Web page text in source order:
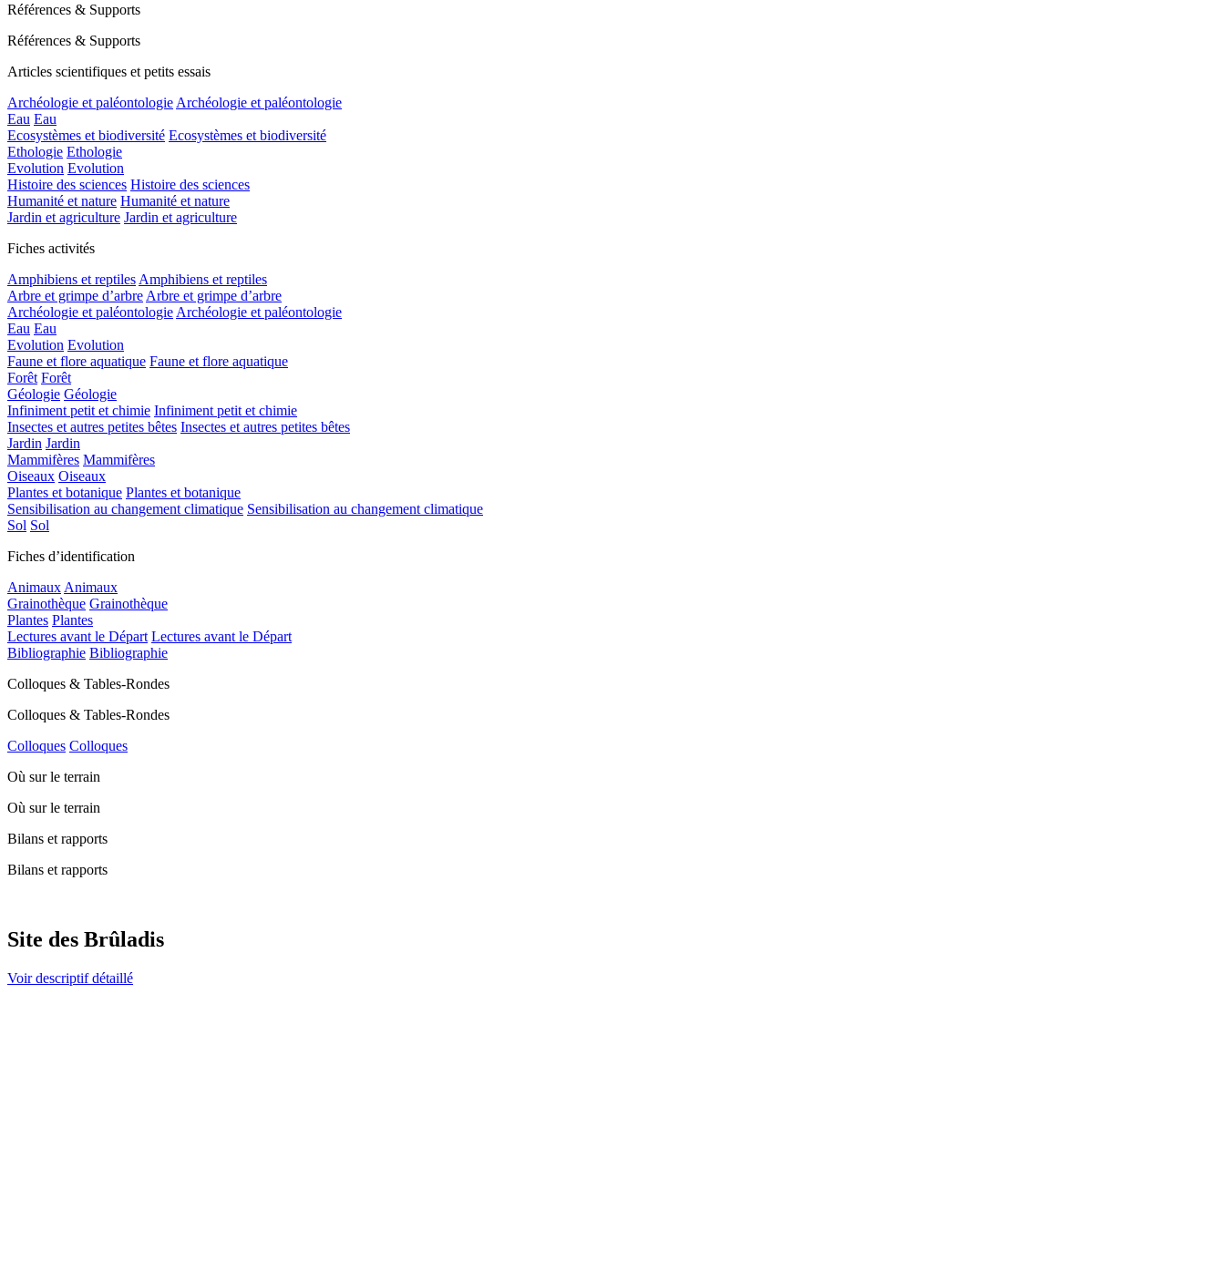
Références & Supports
Références & Supports
Articles scientifiques et petits essais
Archéologie et paléontologie Archéologie et paléontologie
Eau Eau
Ecosystèmes et biodiversité Ecosystèmes et biodiversité
Ethologie Ethologie
Evolution Evolution
Histoire des sciences Histoire des sciences
Humanité et nature Humanité et nature
Jardin et agriculture Jardin et agriculture
Fiches activités
Amphibiens et reptiles Amphibiens et reptiles
Arbre et grimpe d’arbre Arbre et grimpe d’arbre
Archéologie et paléontologie Archéologie et paléontologie
Eau Eau
Evolution Evolution
Faune et flore aquatique Faune et flore aquatique
Forêt Forêt
Géologie Géologie
Infiniment petit et chimie Infiniment petit et chimie
Insectes et autres petites bêtes Insectes et autres petites bêtes
Jardin Jardin
Mammifères Mammifères
Oiseaux Oiseaux
Plantes et botanique Plantes et botanique
Sensibilisation au changement climatique Sensibilisation au changement climatique
Sol Sol
Fiches d’identification
Animaux Animaux
Grainothèque Grainothèque
Plantes Plantes
Lectures avant le Départ Lectures avant le Départ
Bibliographie Bibliographie
Colloques & Tables-Rondes
Colloques & Tables-Rondes
Colloques Colloques
Où sur le terrain
Où sur le terrain
Bilans et rapports
Bilans et rapports
Site des Brûladis
Voir descriptif détaillé